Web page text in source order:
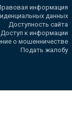
информация
данных
Доступность сайта
Доступ к информации
о мошенничестве
Подать жалобу